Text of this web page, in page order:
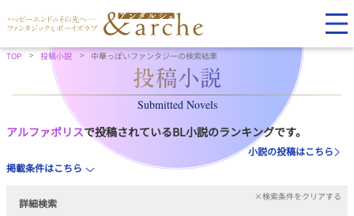
TOP 投稿小説 中華っぽいファンタジーの検索結果
Submitted Novels
アルファポリスで投稿されているBL小説のランキングです。
小説の投稿はこちら
掲載条件はこちら
詳細検索
×検索条件をクリアする